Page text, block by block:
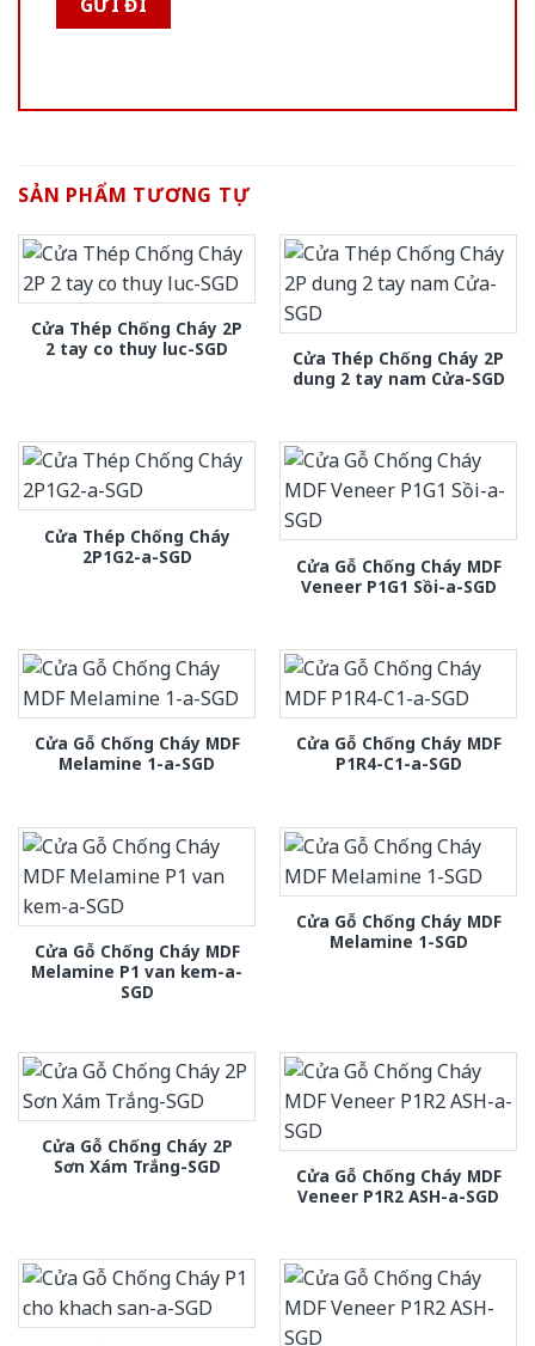
SẢN PHẨM TƯƠNG TỰ
Cửa Thép Chống Cháy 2P
2 tay co thuy luc-SGD
Cửa Thép Chống Cháy 2P
dung 2 tay nam Cửa-SGD
Cửa Thép Chống Cháy
2P1G2-a-SGD
Cửa Gỗ Chống Cháy MDF
Veneer P1G1 Sồi-a-SGD
Cửa Gỗ Chống Cháy MDF
Melamine 1-a-SGD
Cửa Gỗ Chống Cháy MDF
P1R4-C1-a-SGD
Cửa Gỗ Chống Cháy MDF
Melamine P1 van kem-a-
SGD
Cửa Gỗ Chống Cháy MDF
Melamine 1-SGD
Cửa Gỗ Chống Cháy 2P
Sơn Xám Trắng-SGD
Cửa Gỗ Chống Cháy MDF
Veneer P1R2 ASH-a-SGD